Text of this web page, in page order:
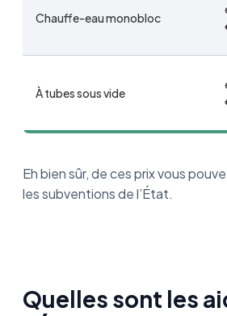
Chauffe-eau monobloc
À tubes sous vide
Eh bien sûr, de ces prix vous
les subventions de l’État.
Quelles sont les